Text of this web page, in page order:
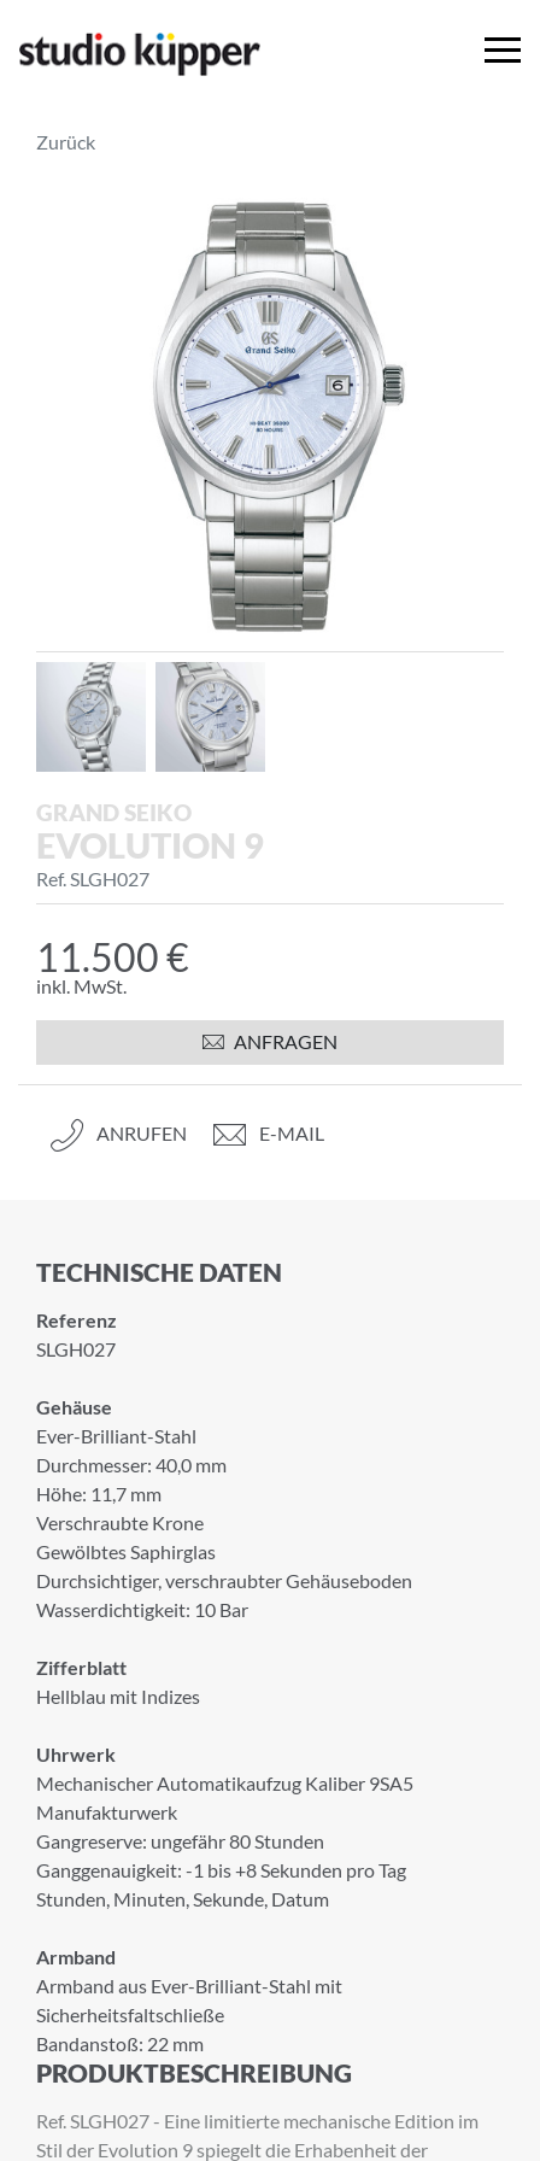
Zurück
GRAND SEIKO
EVOLUTION 9
Ref. SLGH027
11.500 €
inkl. MwSt.
ANFRAGEN
ANRUFEN E-MAIL
TECHNISCHE DATEN
Referenz
SLGH027
Gehäuse
Ever-Brilliant-Stahl
Durchmesser: 40,0 mm
Höhe: 11,7 mm
Verschraubte Krone
Gewölbtes Saphirglas
Durchsichtiger, verschraubter Gehäuseboden
Wasserdichtigkeit: 10 Bar
Zifferblatt
Hellblau mit Indizes
Uhrwerk
Mechanischer Automatikaufzug Kaliber 9SA5
Manufakturwerk
Gangreserve: ungefähr 80 Stunden
Ganggenauigkeit: -1 bis +8 Sekunden pro Tag
Stunden, Minuten, Sekunde, Datum
Armband
Armband aus Ever-Brilliant-Stahl mit
Sicherheitsfaltschließe
Bandanstoß: 22 mm
PRODUKTBESCHREIBUNG
Ref. SLGH027 - Eine limitierte mechanische Edition im
Stil der Evolution 9 spiegelt die Erhabenheit der
ANMELDUNG ZUM
NEWSLETTER
Melden Sie sich zu unserem Newsletter an.